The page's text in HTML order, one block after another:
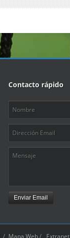
Contacto rápido
Enviar Email
/ Mapa Web/ Extranet